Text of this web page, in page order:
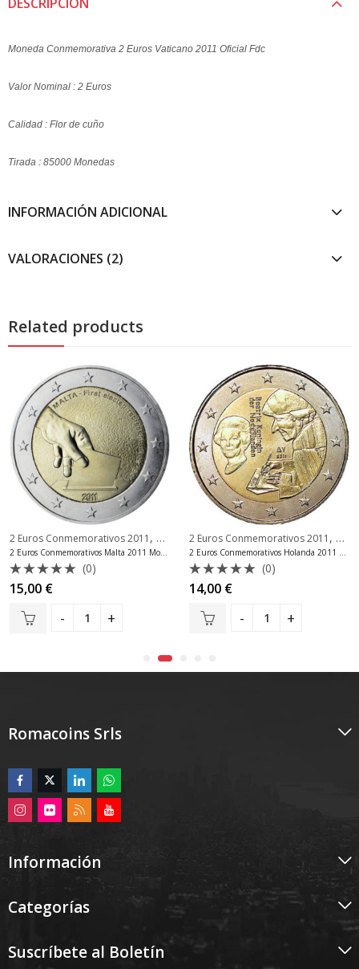
Moneda Conmemorativa 2 Euros Vaticano 2011 Oficial Fdc
Valor Nominal : 2 Euros
Calidad : Flor de cuño
Tirada : 85000 Monedas
INFORMACIÓN ADICIONAL
VALORACIONES (2)
Related products
Conmemorativos Portugal
2 Euros Conmemorativos 2011 , 2 Euros Conmemorativos Malta
Valorado
con
de
(0)
15,00 €
2 Euros Conmemorativos 2011 , 2
Valorado
con
de
(0)
14,00 €
Romacoins Srls
Información
Categorías
Suscríbete al Boletín